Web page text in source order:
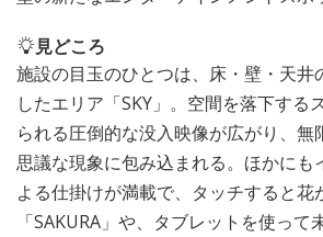
見どころ
施設の目玉のひとつは、床・壁・天井
したエリア「SKY」。空間を落下する
られる圧倒的な没入映像が広がり、無
思議な現象に包み込まれる。ほかにも
よる仕掛けが満載で、タッチすると花
「SAKURA」や、タブレットを使って